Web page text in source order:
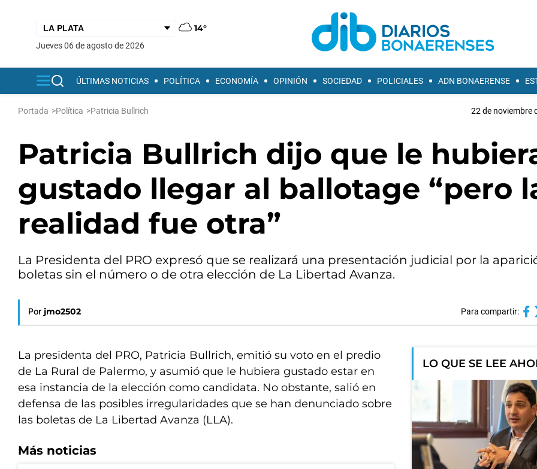
14°
jueves 06 de agosto de 2026
ÚLTIMAS NOTICIAS POLÍTICA ECONOMÍA OPINIÓN SOCIEDAD POLICIALES ADN BONAERENSE
Portada >Política >Patricia Bullrich 22 de noviembre
Patricia Bullrich dijo que le
gustado llegar al ballotage “pero
realidad fue otra”
La Presidenta del PRO expresó que se realizará una presentación judicial por la
boletas sin el número o de otra elección de La Libertad Avanza.
Por jmo2502 Para compartir:
La presidenta del PRO, Patricia Bullrich, emitió su voto en el predio
de La Rural de Palermo, y asumió que le hubiera gustado estar en
esa instancia de la elección como candidata. No obstante, salió en
defensa de las posibles irregularidades que se han denunciado sobre
las boletas de La Libertad Avanza (LLA).
Más noticias
LO QUE SE LEE